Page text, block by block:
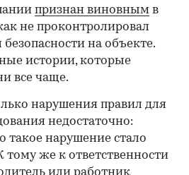
признан виновным в
не проконтролировал
на объекте.
истории, которые
все чаще.
нарушения правил для
недостаточно:
такое нарушение стало
же к ответственности
или работник